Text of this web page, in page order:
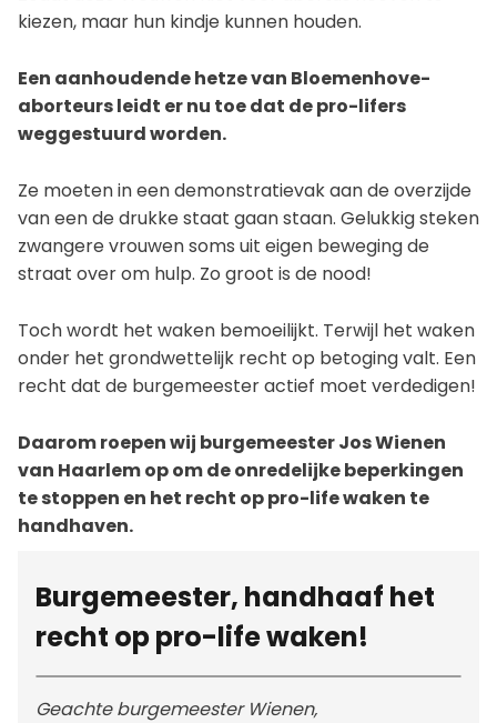
kiezen, maar hun kindje kunnen houden.
Een aanhoudende hetze van Bloemenhove-
aborteurs leidt er nu toe dat de pro-lifers
weggestuurd worden.
Ze moeten in een demonstratievak aan de overzijde
van een de drukke staat gaan staan. Gelukkig steken
zwangere vrouwen soms uit eigen beweging de
straat over om hulp. Zo groot is de nood!
Toch wordt het waken bemoeilijkt. Terwijl het waken
onder het grondwettelijk recht op betoging valt. Een
recht dat de burgemeester actief moet verdedigen!
Daarom roepen wij burgemeester Jos Wienen
van Haarlem op om de onredelijke beperkingen
te stoppen en het recht op pro-life waken te
handhaven.
Burgemeester, handhaaf het
recht op pro-life waken!
Geachte burgemeester Wienen,